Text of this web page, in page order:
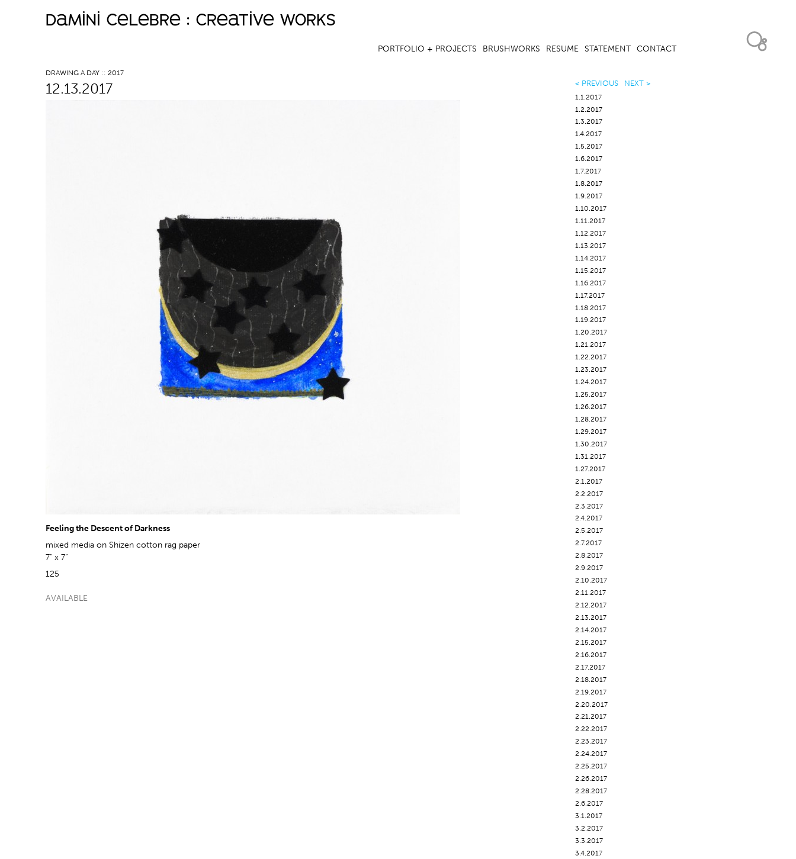
damini celebre : creative works
DRAWING A DAY :: 2017
12.13.2017
Feeling the Descent of Darkness
mixed media on Shizen cotton rag paper
7" x 7”
125
AVAILABLE
a
i
PORTFOLIO + PROJECTS BRUSHWORKS RESUME STATEMENT CONTACT
< PREVIOUS NEXT >
1.1.2017
1.2.2017
1.3.2017
1.4.2017
1.5.2017
1.6.2017
1.7.2017
1.8.2017
1.9.2017
1.10.2017
1.11.2017
1.12.2017
1.13.2017
1.14.2017
1.15.2017
1.16.2017
1.17.2017
1.18.2017
1.19.2017
1.20.2017
1.21.2017
1.22.2017
1.23.2017
1.24.2017
1.25.2017
1.26.2017
1.28.2017
1.29.2017
1.30.2017
1.31.2017
1.27.2017
2.1.2017
2.2.2017
2.3.2017
2.4.2017
2.5.2017
2.7.2017
2.8.2017
2.9.2017
2.10.2017
2.11.2017
2.12.2017
2.13.2017
2.14.2017
2.15.2017
2.16.2017
2.17.2017
2.18.2017
2.19.2017
2.20.2017
2.21.2017
2.22.2017
2.23.2017
2.24.2017
2.25.2017
2.26.2017
2.28.2017
2.6.2017
3.1.2017
3.2.2017
3.3.2017
3.4.2017